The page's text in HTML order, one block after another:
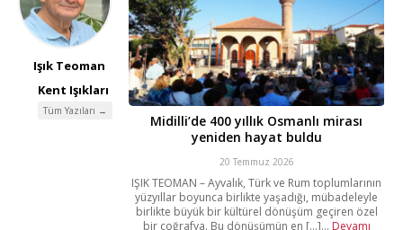
Işık Teoman
Kent Işıkları
Tüm Yazıları →
Midilli’de 400 yıllık Osmanlı mirası
yeniden hayat buldu
20 Temmuz 2026
IŞIK TEOMAN – Ayvalık, Türk ve Rum toplumlarının
yüzyıllar boyunca birlikte yaşadığı, mübadeleyle
birlikte büyük bir kültürel dönüşüm geçiren özel
bir coğrafya. Bu dönüşümün en [...]... Devamı